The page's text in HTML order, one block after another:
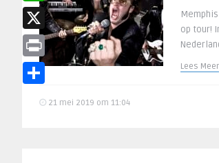
op tour!
Lees Meer
21 mei 2019 om 11:04
Link
WhatsApp
X
Print